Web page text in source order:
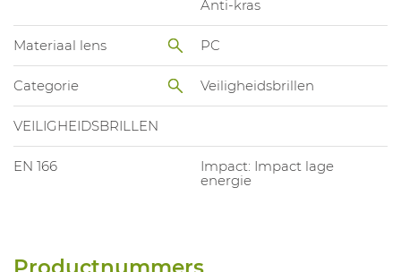
Anti-kras
Materiaal lens PC
Categorie Veiligheidsbrillen
VEILIGHEIDSBRILLEN
EN 166
Impact: Impact lage
energie